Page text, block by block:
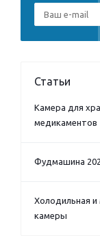
Статьи
Камера для
медикаментов
Фудмашина
Холодильная и
камеры